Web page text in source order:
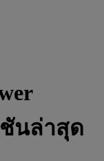
ชันล่าสุด